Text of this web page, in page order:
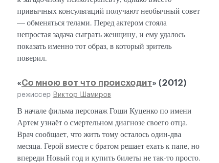
привычных консультаций получают необычный совет
— обменяться телами. Перед актером стояла
непростая задача сыграть женщину, и ему удалось
показать именно тот образ, в который зритель
поверил.
«Со мною вот что происходит» (2012)
режиссер Виктор Шамиров
В начале фильма персонаж Гоши Куценко по имени
Артем узнаёт о смертельном диагнозе своего отца.
Врач сообщает, что жить тому осталось один-два
месяца. Герой вместе с братом решает ехать к папе, но
впереди Новый год и купить билеты не так-то просто.